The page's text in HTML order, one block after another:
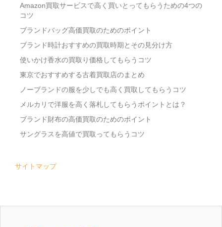
Amazon買取サービスで高く買いとってもらうための4つの
コツ
ブランドバッグ高価買取のためのポイント
ブランド時計おすすめの買取時期とその見分け方
使いかけ香水の買取り価格してもらうコツ
東京でおすすめする古着買取店のまとめ
ノーブランドの服を少しでも高く買取してもらうコツ
メルカリで洋服を高く落札してもらうポイントとは？
ブランド財布の高価買取のためのポイント
サングラスを高値で買取ってもらうコツ
サイトマップ